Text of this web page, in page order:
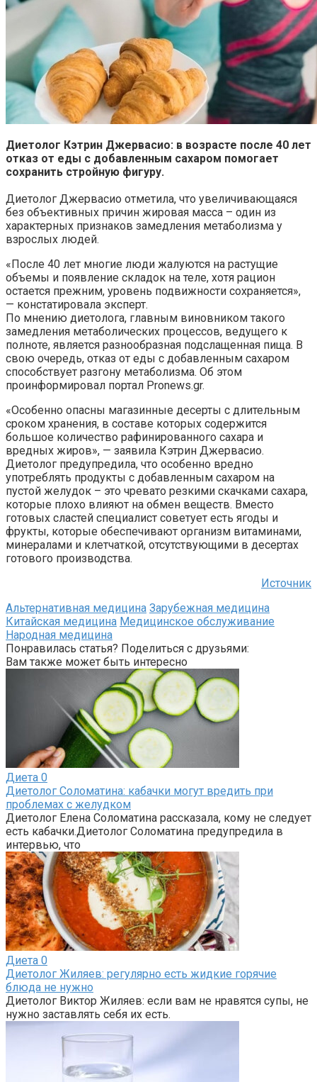
Диетолог Кэтрин Джервасио: в возрасте после 40 лет
отказ от еды с добавленным сахаром помогает
сохранить стройную фигуру.
Диетолог Джервасио отметила, что увеличивающаяся
без объективных причин жировая масса – один из
характерных признаков замедления метаболизма у
взрослых людей.
«После 40 лет многие люди жалуются на растущие
объемы и появление складок на теле, хотя рацион
остается прежним, уровень подвижности сохраняется»,
— констатировала эксперт.
По мнению диетолога, главным виновником такого
замедления метаболических процессов, ведущего к
полноте, является разнообразная подслащенная пища. В
свою очередь, отказ от еды с добавленным сахаром
способствует разгону метаболизма. Об этом
проинформировал портал Pronews.gr.
«Особенно опасны магазинные десерты с длительным
сроком хранения, в составе которых содержится
большое количество рафинированного сахара и
вредных жиров», — заявила Кэтрин Джервасио.
Диетолог предупредила, что особенно вредно
употреблять продукты с добавленным сахаром на
пустой желудок – это чревато резкими скачками сахара,
которые плохо влияют на обмен веществ. Вместо
готовых сластей специалист советует есть ягоды и
фрукты, которые обеспечивают организм витаминами,
минералами и клетчаткой, отсутствующими в десертах
готового производства.
Источник
Альтернативная медицина Зарубежная медицина
Китайская медицина Медицинское обслуживание
Народная медицина
Понравилась статья? Поделиться с друзьями:
Вам также может быть интересно
Диета 0
Диетолог Соломатина: кабачки могут вредить при
проблемах с желудком
Диетолог Елена Соломатина рассказала, кому не следует
есть кабачки.Диетолог Соломатина предупредила в
интервью, что
Диета 0
Диетолог Жиляев: регулярно есть жидкие горячие
блюда не нужно
Диетолог Виктор Жиляев: если вам не нравятся супы, не
нужно заставлять себя их есть.